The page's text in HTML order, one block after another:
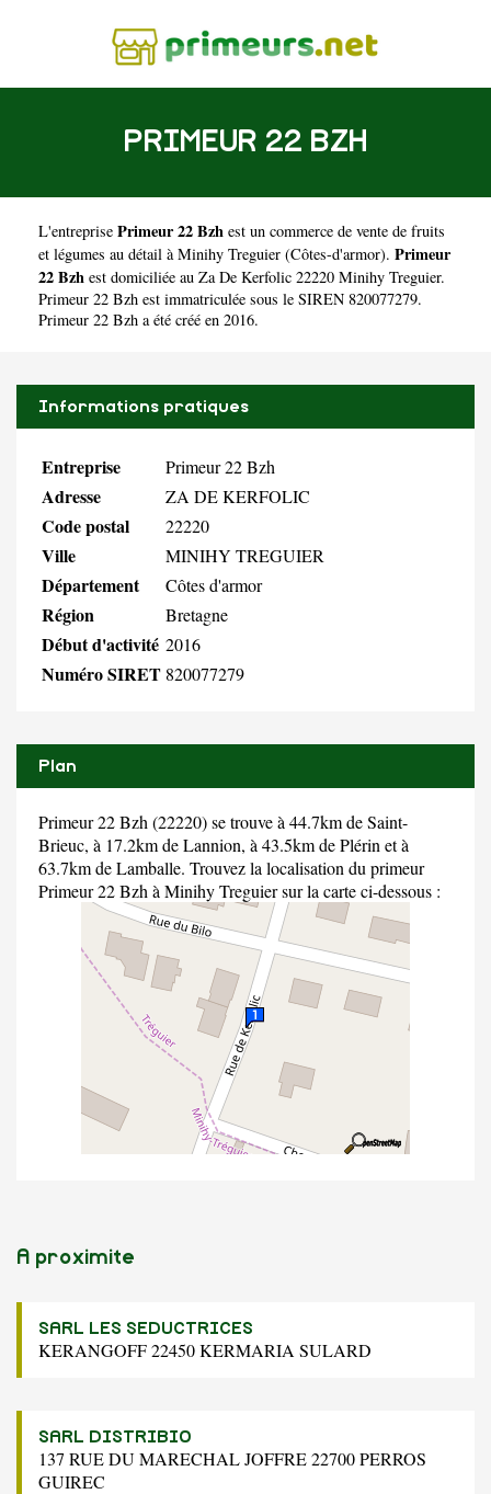
PRIMEUR 22 BZH
L'entreprise Primeur 22 Bzh est un commerce de vente de fruits
et légumes au détail à Minihy Treguier (Côtes-d'armor). Primeur
22 Bzh est domiciliée au Za De Kerfolic 22220 Minihy Treguier.
Primeur 22 Bzh est immatriculée sous le SIREN 820077279.
Primeur 22 Bzh a été créé en 2016.
Informations pratiques
Entreprise Primeur 22 Bzh
Adresse ZA DE KERFOLIC
Code postal 22220
Ville MINIHY TREGUIER
Département Côtes d'armor
Région Bretagne
Début d'activité 2016
Numéro SIRET 820077279
Plan
Primeur 22 Bzh (22220) se trouve à 44.7km de Saint-
Brieuc, à 17.2km de Lannion, à 43.5km de Plérin et à
63.7km de Lamballe. Trouvez la localisation du primeur
Primeur 22 Bzh à Minihy Treguier sur la carte ci-dessous :
A proximite
SARL LES SEDUCTRICES
KERANGOFF 22450 KERMARIA SULARD
SARL DISTRIBIO
137 RUE DU MARECHAL JOFFRE 22700 PERROS
GUIREC